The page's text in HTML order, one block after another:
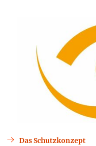
Das Schutzkonzept